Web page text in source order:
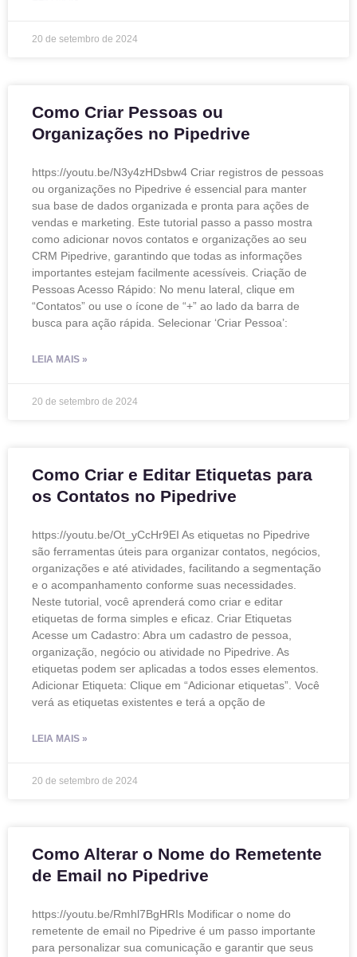
20 de setembro de 2024
Como Criar Pessoas ou
Organizações no Pipedrive
https://youtu.be/N3y4zHDsbw4 Criar registros de pessoas
ou organizações no Pipedrive é essencial para manter
sua base de dados organizada e pronta para ações de
vendas e marketing. Este tutorial passo a passo mostra
como adicionar novos contatos e organizações ao seu
CRM Pipedrive, garantindo que todas as informações
importantes estejam facilmente acessíveis. Criação de
Pessoas Acesso Rápido: No menu lateral, clique em
“Contatos” ou use o ícone de “+” ao lado da barra de
busca para ação rápida. Selecionar ‘Criar Pessoa’:
LEIA MAIS »
20 de setembro de 2024
Como Criar e Editar Etiquetas para
os Contatos no Pipedrive
https://youtu.be/Ot_yCcHr9EI As etiquetas no Pipedrive
são ferramentas úteis para organizar contatos, negócios,
organizações e até atividades, facilitando a segmentação
e o acompanhamento conforme suas necessidades.
Neste tutorial, você aprenderá como criar e editar
etiquetas de forma simples e eficaz. Criar Etiquetas
Acesse um Cadastro: Abra um cadastro de pessoa,
organização, negócio ou atividade no Pipedrive. As
etiquetas podem ser aplicadas a todos esses elementos.
Adicionar Etiqueta: Clique em “Adicionar etiquetas”. Você
verá as etiquetas existentes e terá a opção de
LEIA MAIS »
20 de setembro de 2024
Como Alterar o Nome do Remetente
de Email no Pipedrive
https://youtu.be/Rmhl7BgHRIs Modificar o nome do
remetente de email no Pipedrive é um passo importante
para personalizar sua comunicação e garantir que seus